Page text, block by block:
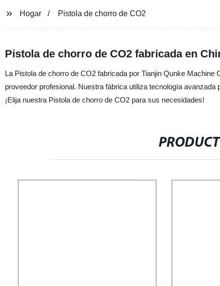
Hogar Pistola de chorro de CO2
Pistola de chorro de CO2 fabricada en
La Pistola de chorro de CO2 fabricada por Tianjin Qunke
proveedor profesional. Nuestra fábrica utiliza tecnología
¡Elija nuestra Pistola de chorro de CO2 para sus necesidades!